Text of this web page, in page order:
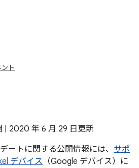
ト
| 2020 年 6 月 29 日更新
ートに関する公開情報には、 サポ
デバイス （Google デバイス）に